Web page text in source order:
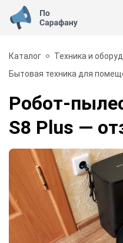
Каталог
Техника и
Бытовая техника для
Робот-
S8 Plus —